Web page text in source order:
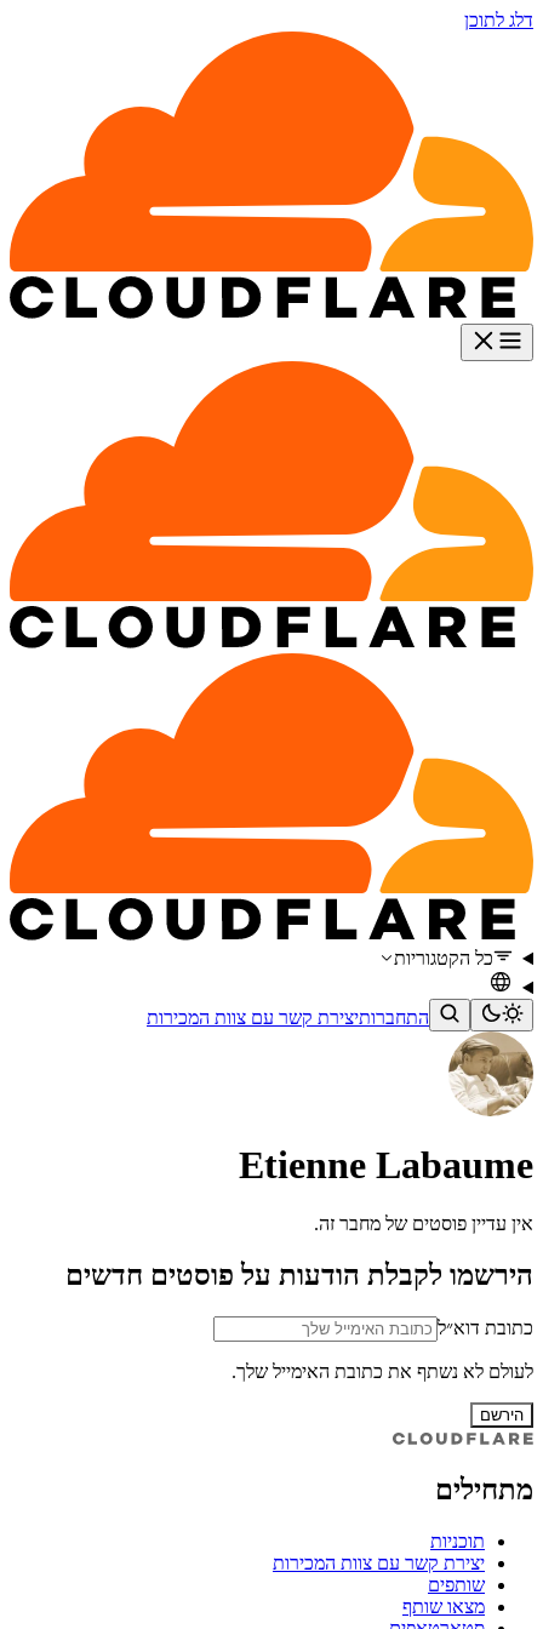
דלג לתוכן
כל הקטגוריות
התחברותיצירת קשר עם צוות המכירות
Etienne Labaume
אין עדיין פוסטים של מחבר זה.
הירשמו לקבלת הודעות על פוסטים חדשים
כתובת דוא״ל
לעולם לא נשתף את כתובת האימייל שלך.
הירשם
מתחילים
תוכניות
יצירת קשר עם צוות המכירות
שותפים
מצאו שותף